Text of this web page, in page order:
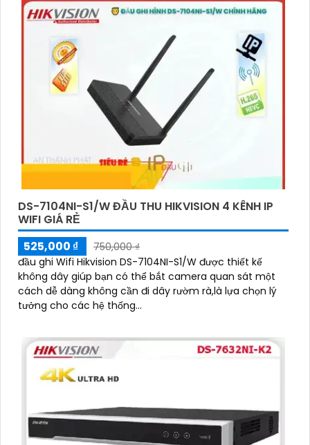
và AcuPick
DS-7104NI-S1/W ĐẦU THU HIKVISION 4 KÊNH IP
WIFI GIÁ RẺ
525,000 ₫
750,000 ₫
đầu ghi Wifi Hikvision DS-7104NI-S1/W được thiết kế
không dây giúp bạn có thể bắt camera quan sát một
cách dễ dàng không cần đi dây rườm rà,là lựa chọn lý
tưởng cho các hệ thống...